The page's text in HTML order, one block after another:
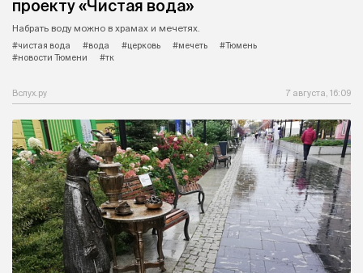
проекту «Чистая вода»
Набрать воду можно в храмах и мечетях.
#чистая вода
#вода #церковь #мечеть
#Тюмень
#новости Тюмени
#тк
Вслух.ру 7 августа, 16:09